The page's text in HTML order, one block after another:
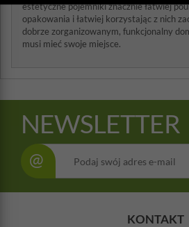
estetyczne pojemniki znacznie łatwiej
opakowania i łatwiej korzystając z nich
dobrze zorganizowanym, funkcjonalny
musi mieć swoje miejsce.
NEWSLETTER
@
KONTAKT